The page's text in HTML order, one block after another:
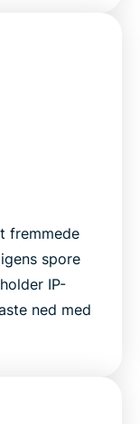
fremmede
spore
IP-
ned med